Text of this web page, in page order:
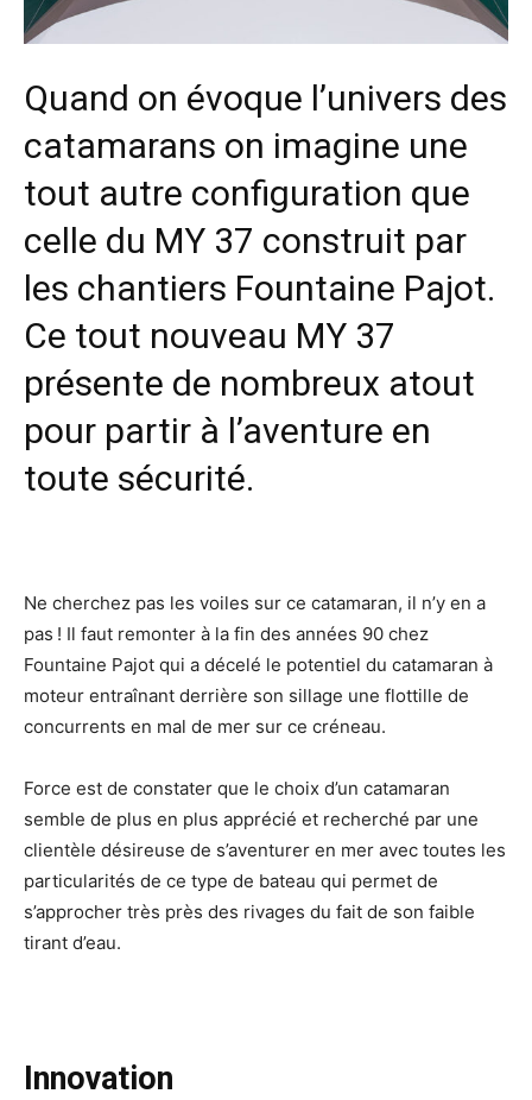
Quand on évoque l’univers des
catamarans on imagine une
tout autre configuration que
celle du MY 37 construit par
les chantiers Fountaine Pajot.
Ce tout nouveau MY 37
présente de nombreux atout
pour partir à l’aventure en
toute sécurité.
Ne cherchez pas les voiles sur ce catamaran, il n’y en a
pas ! Il faut remonter à la fin des années 90 chez
Fountaine Pajot qui a décelé le potentiel du catamaran à
moteur entraînant derrière son sillage une flottille de
concurrents en mal de mer sur ce créneau.
Force est de constater que le choix d’un catamaran
semble de plus en plus apprécié et recherché par une
clientèle désireuse de s’aventurer en mer avec toutes les
particularités de ce type de bateau qui permet de
s’approcher très près des rivages du fait de son faible
tirant d’eau.
Innovation